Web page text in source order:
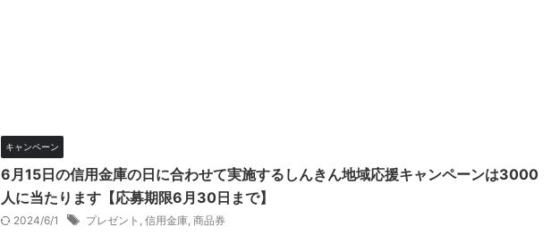
キャンペーン
6月15日の信用金庫の日に合わせて実施するしんきん地域応援キャンペーンは3000
人に当たります【応募期限6月30日まで】
2024/6/1 プレゼント , 信用金庫, 商品券